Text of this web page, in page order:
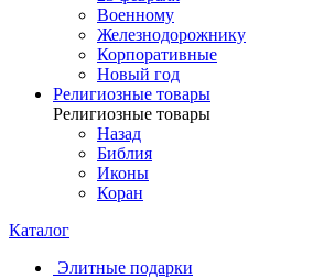
Военному
Железнодорожнику
Корпоративные
Новый год
Религиозные товары
Религиозные товары
Назад
Библия
Иконы
Коран
Каталог
Элитные подарки